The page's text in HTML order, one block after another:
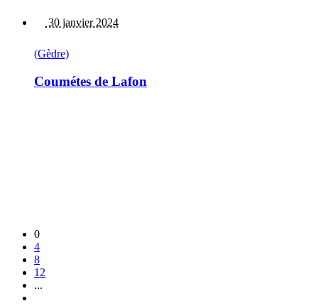
30 janvier 2024
(Gèdre)
Coumétes de Lafon
0
4
8
12
...